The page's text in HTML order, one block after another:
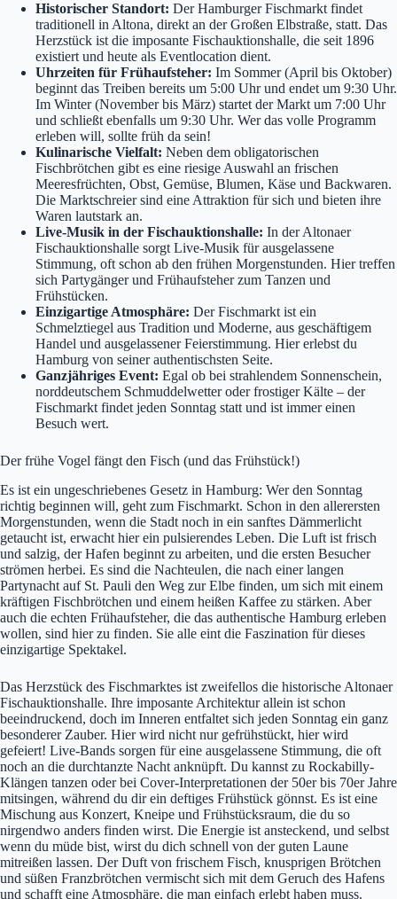
Historischer Standort: Der Hamburger Fischmarkt findet
traditionell in Altona, direkt an der Großen Elbstraße, statt. Das
Herzstück ist die imposante Fischauktionshalle, die seit 1896
existiert und heute als Eventlocation dient.
Uhrzeiten für Frühaufsteher: Im Sommer (April bis Oktober)
beginnt das Treiben bereits um 5:00 Uhr und endet um 9:30 Uhr.
Im Winter (November bis März) startet der Markt um 7:00 Uhr
und schließt ebenfalls um 9:30 Uhr. Wer das volle Programm
erleben will, sollte früh da sein!
Kulinarische Vielfalt: Neben dem obligatorischen
Fischbrötchen gibt es eine riesige Auswahl an frischen
Meeresfrüchten, Obst, Gemüse, Blumen, Käse und Backwaren.
Die Marktschreier sind eine Attraktion für sich und bieten ihre
Waren lautstark an.
Live-Musik in der Fischauktionshalle: In der Altonaer
Fischauktionshalle sorgt Live-Musik für ausgelassene
Stimmung, oft schon ab den frühen Morgenstunden. Hier treffen
sich Partygänger und Frühaufsteher zum Tanzen und
Frühstücken.
Einzigartige Atmosphäre: Der Fischmarkt ist ein
Schmelztiegel aus Tradition und Moderne, aus geschäftigem
Handel und ausgelassener Feierstimmung. Hier erlebst du
Hamburg von seiner authentischsten Seite.
Ganzjähriges Event: Egal ob bei strahlendem Sonnenschein,
norddeutschem Schmuddelwetter oder frostiger Kälte – der
Fischmarkt findet jeden Sonntag statt und ist immer einen
Besuch wert.
Der frühe Vogel fängt den Fisch (und das Frühstück!)
Es ist ein ungeschriebenes Gesetz in Hamburg: Wer den Sonntag
richtig beginnen will, geht zum Fischmarkt. Schon in den allerersten
Morgenstunden, wenn die Stadt noch in ein sanftes Dämmerlicht
getaucht ist, erwacht hier ein pulsierendes Leben. Die Luft ist frisch
und salzig, der Hafen beginnt zu arbeiten, und die ersten Besucher
strömen herbei. Es sind die Nachteulen, die nach einer langen
Partynacht auf St. Pauli den Weg zur Elbe finden, um sich mit einem
kräftigen Fischbrötchen und einem heißen Kaffee zu stärken. Aber
auch die echten Frühaufsteher, die das authentische Hamburg erleben
wollen, sind hier zu finden. Sie alle eint die Faszination für dieses
einzigartige Spektakel.
Das Herzstück des Fischmarktes ist zweifellos die historische Altonaer
Fischauktionshalle. Ihre imposante Architektur allein ist schon
beeindruckend, doch im Inneren entfaltet sich jeden Sonntag ein ganz
besonderer Zauber. Hier wird nicht nur gefrühstückt, hier wird
gefeiert! Live-Bands sorgen für eine ausgelassene Stimmung, die oft
noch an die durchtanzte Nacht anknüpft. Du kannst zu Rockabilly-
Klängen tanzen oder bei Cover-Interpretationen der 50er bis 70er Jahre
mitsingen, während du dir ein deftiges Frühstück gönnst. Es ist eine
Mischung aus Konzert, Kneipe und Frühstücksraum, die du so
nirgendwo anders finden wirst. Die Energie ist ansteckend, und selbst
wenn du müde bist, wirst du dich schnell von der guten Laune
mitreißen lassen. Der Duft von frischem Fisch, knusprigen Brötchen
und süßen Franzbrötchen vermischt sich mit dem Geruch des Hafens
und schafft eine Atmosphäre, die man einfach erlebt haben muss.